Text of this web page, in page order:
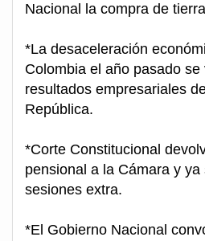
Nacional la compra de
*La desaceleración
Colombia el año pasado
resultados empresariales
República.
*Corte Constitucional
pensional a la Cámara y
sesiones extra.
*El Gobierno Nacional